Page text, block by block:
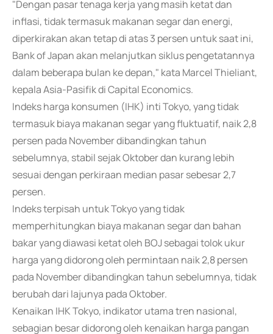
"Dengan pasar tenaga kerja yang masih ketat dan
inflasi, tidak termasuk makanan segar dan energi,
diperkirakan akan tetap di atas 3 persen untuk saat ini,
Bank of Japan akan melanjutkan siklus pengetatannya
dalam beberapa bulan ke depan," kata Marcel Thieliant,
kepala Asia-Pasifik di Capital Economics.
Indeks harga konsumen (IHK) inti Tokyo, yang tidak
termasuk biaya makanan segar yang fluktuatif, naik 2,8
persen pada November dibandingkan tahun
sebelumnya, stabil sejak Oktober dan kurang lebih
sesuai dengan perkiraan median pasar sebesar 2,7
persen.
Indeks terpisah untuk Tokyo yang tidak
memperhitungkan biaya makanan segar dan bahan
bakar yang diawasi ketat oleh BOJ sebagai tolok ukur
harga yang didorong oleh permintaan naik 2,8 persen
pada November dibandingkan tahun sebelumnya, tidak
berubah dari lajunya pada Oktober.
Kenaikan IHK Tokyo, indikator utama tren nasional,
sebagian besar didorong oleh kenaikan harga pangan